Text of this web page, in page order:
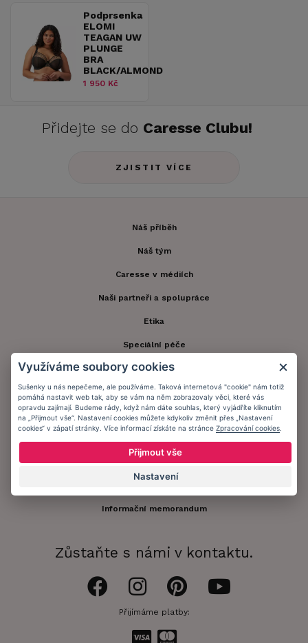
Podprsenka
ELOMI
TEAGAN UW
PLUNGE
BRA
BLACK/ALMOND
1 950 Kč
Přidejte se do Caresse Clubu!
ZJISTIT VÍCE
Náš příběh
Náš tým
Caresse v médiích
Naši partneři a spolupráce
Etika
Speciální péče
Kontakt
Zákaznický účet
Registrace zákazníka
Obchodní podmínky
Informační memorandum
Zůstaňte s námi v kontaktu.
Přijímáme platby:
Využíváme soubory cookies
Sušenky u nás nepečeme, ale používáme. Taková internetová "cookie" nám totiž
pomáhá nastavit web tak, aby se vám na něm zobrazovaly věci, které vás
opravdu zajímají. Budeme rády, když nám dáte souhlas, který vyjádříte kliknutím
na „Přijmout vše“. Nastavení cookies můžete kdykoliv změnit přes „Nastavení
cookies“ v zápatí stránky. Více informací získáte na stránce Zpracování cookies
Přijmout vše
Nastavení